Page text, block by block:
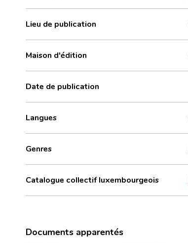
Lieu de publication
Maison d'édition
Date de publication
Langues
Genres
Catalogue collectif luxembourgeois
Documents apparentés